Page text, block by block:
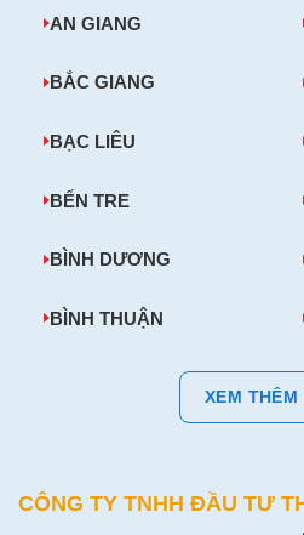
AN GIANG
BẮC GIANG
BẠC LIÊU
BẾN TRE
BÌNH DƯƠNG
BÌNH THUẬN
XEM
CÔNG TY TNHH ĐẦU TƯ